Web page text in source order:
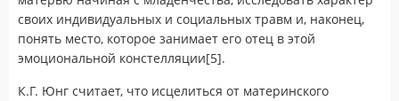
своих индивидуальных и социальных травм и, наконец,
понять место, которое занимает его отец в этой
эмоциональной констелляции[5].
К.Г. Юнг считает, что исцелиться от материнского